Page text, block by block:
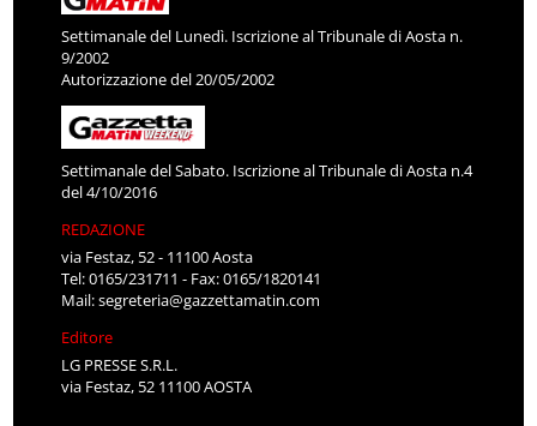
Settimanale del Lunedì. Iscrizione al Tribunale di Aosta n.
9/2002
Autorizzazione del 20/05/2002
Settimanale del Sabato. Iscrizione al Tribunale di Aosta n.4
del 4/10/2016
REDAZIONE
via Festaz, 52 - 11100 Aosta
Tel: 0165/231711 - Fax: 0165/1820141
Mail:segreteria@gazzettamatin.com
Editore
LG PRESSE S.R.L.
via Festaz, 52 11100 AOSTA